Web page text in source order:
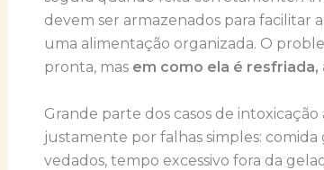
devem ser armazenados para facilitar
uma alimentação organizada. O
pronta, mas em como ela é
Grande parte dos casos de
justamente por falhas simples:
vedados, tempo excessivo fora da